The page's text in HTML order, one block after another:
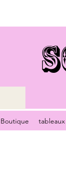
Boutique